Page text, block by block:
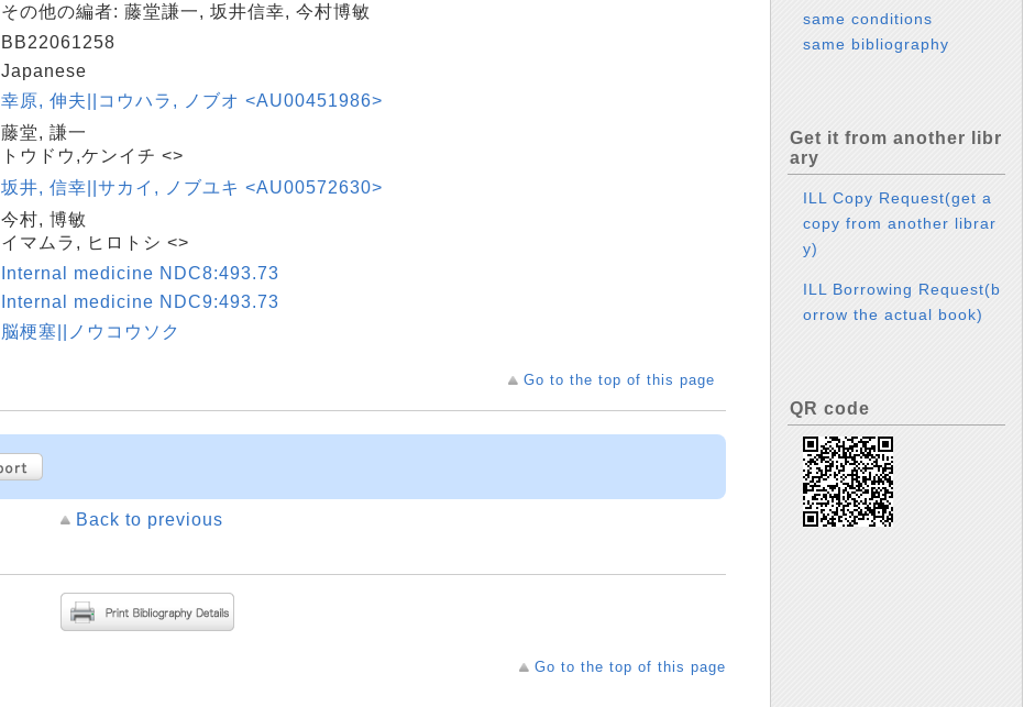
その他の編者: 藤堂謙一, 坂井信幸, 今村博敏
BB22061258
Japanese
幸原, 伸夫||コウハラ, ノブオ <AU00451986>
藤堂, 謙一
トウドウ,ケンイチ <>
坂井, 信幸||サカイ, ノブユキ <AU00572630>
今村, 博敏
イマムラ, ヒロトシ <>
Internal medicine NDC8:493.73
Internal medicine NDC9:493.73
脳梗塞||ノウコウソク
Go to the top of this page
Back to previous
Go to the top of this page
same conditions
same bibliography
Get it from another libr
ary
ILL Copy Request(get a
copy from another librar
y)
ILL Borrowing Request(b
orrow the actual book)
QR code